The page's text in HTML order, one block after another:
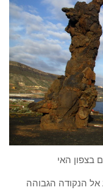
בצפון האי
הנקודה הגבוהה